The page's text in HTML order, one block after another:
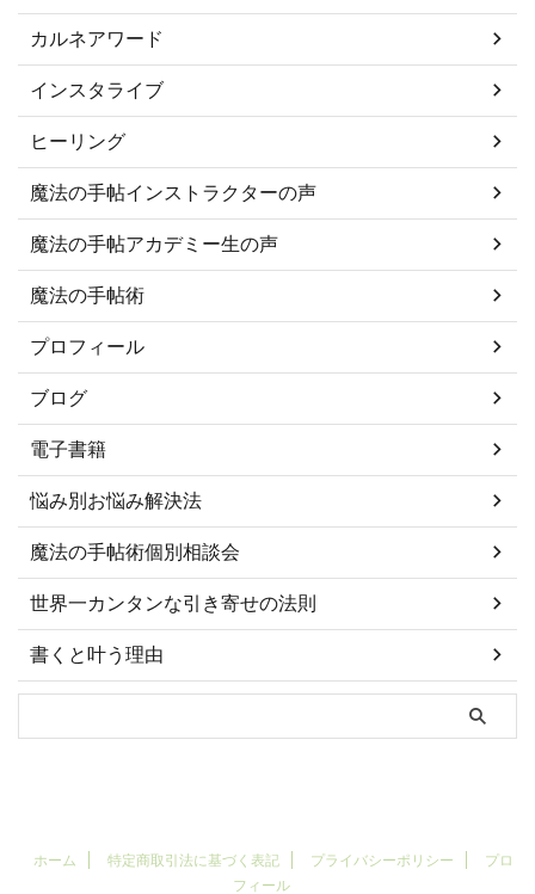
カルネアワード
インスタライブ
ヒーリング
魔法の手帖インストラクターの声
魔法の手帖アカデミー生の声
魔法の手帖術
プロフィール
ブログ
電子書籍
悩み別お悩み解決法
魔法の手帖術個別相談会
世界一カンタンな引き寄せの法則
書くと叶う理由
ホーム 特定商取引法に基づく表記 プライバシーポリシー
プロ
フィール